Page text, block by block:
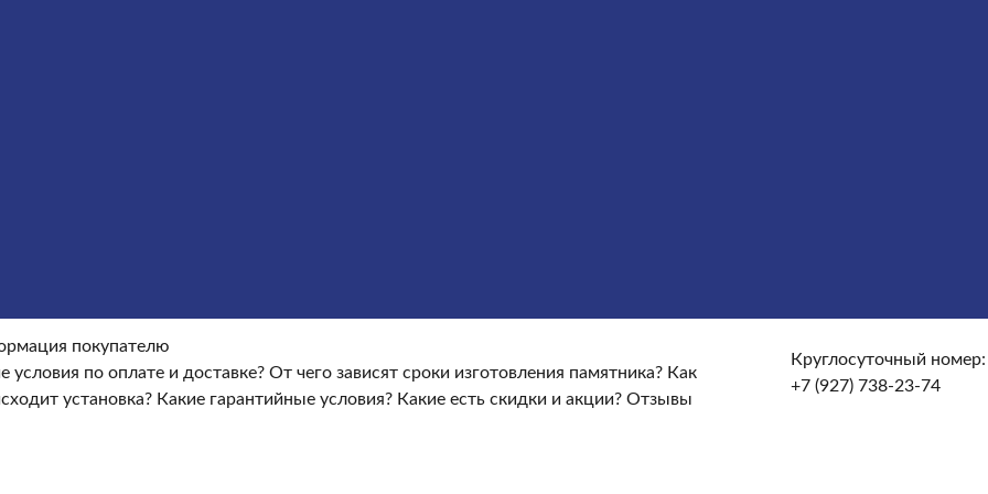
покупателю
условия по оплате и доставке? От чего зависят сроки изготовления памятника? Как
установка? Какие гарантийные условия? Какие есть скидки и акции? Отзывы
Круглосуточный номер:
+7 (927) 738-23-74